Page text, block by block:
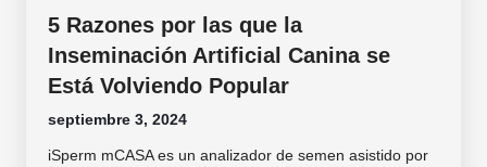
5 Razones por las que la
Inseminación Artificial Canina se
Está Volviendo Popular
septiembre 3, 2024
iSperm mCASA es un analizador de semen asistido por